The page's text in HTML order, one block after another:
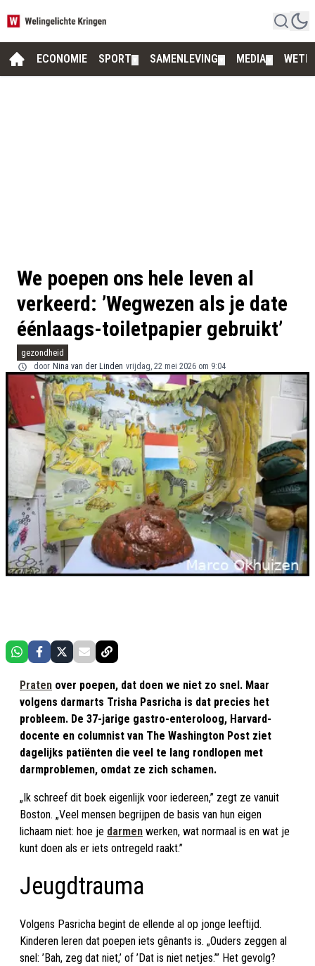
ECONOMIE SPORT SAMENLEVING MEDIA
We poepen ons hele leven al
verkeerd: ’Wegwezen als je date
éénlaags-toiletpapier gebruikt’
gezondheid
door Nina van der Linden vrijdag, 22 mei 2026 om 9:04
Praten over poepen, dat doen we niet zo snel. Maar
volgens darmarts Trisha Pasricha is dat precies het
probleem. De 37-jarige gastro-enteroloog, Harvard-
docente en columnist van The Washington Post ziet
dagelijks patiënten die veel te lang rondlopen met
darmproblemen, omdat ze zich schamen.
„Ik schreef dit boek eigenlijk voor iedereen,” zegt ze vanuit
Boston. „Veel mensen begrijpen de basis van hun eigen
lichaam niet: hoe je darmen werken, wat normaal is en wat je
kunt doen als er iets ontregeld raakt.”
Jeugdtrauma
Volgens Pasricha begint de ellende al op jonge leeftijd.
Kinderen leren dat poepen iets gênants is. „Ouders zeggen al
snel: ’Bah, zeg dat niet,’ of ’Dat is niet netjes.’” Het gevolg?